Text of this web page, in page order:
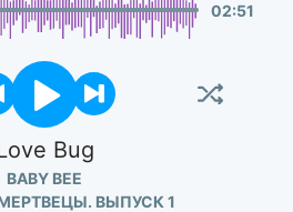
02:51
Bug
BABY BEE
ВЫПУСК 1